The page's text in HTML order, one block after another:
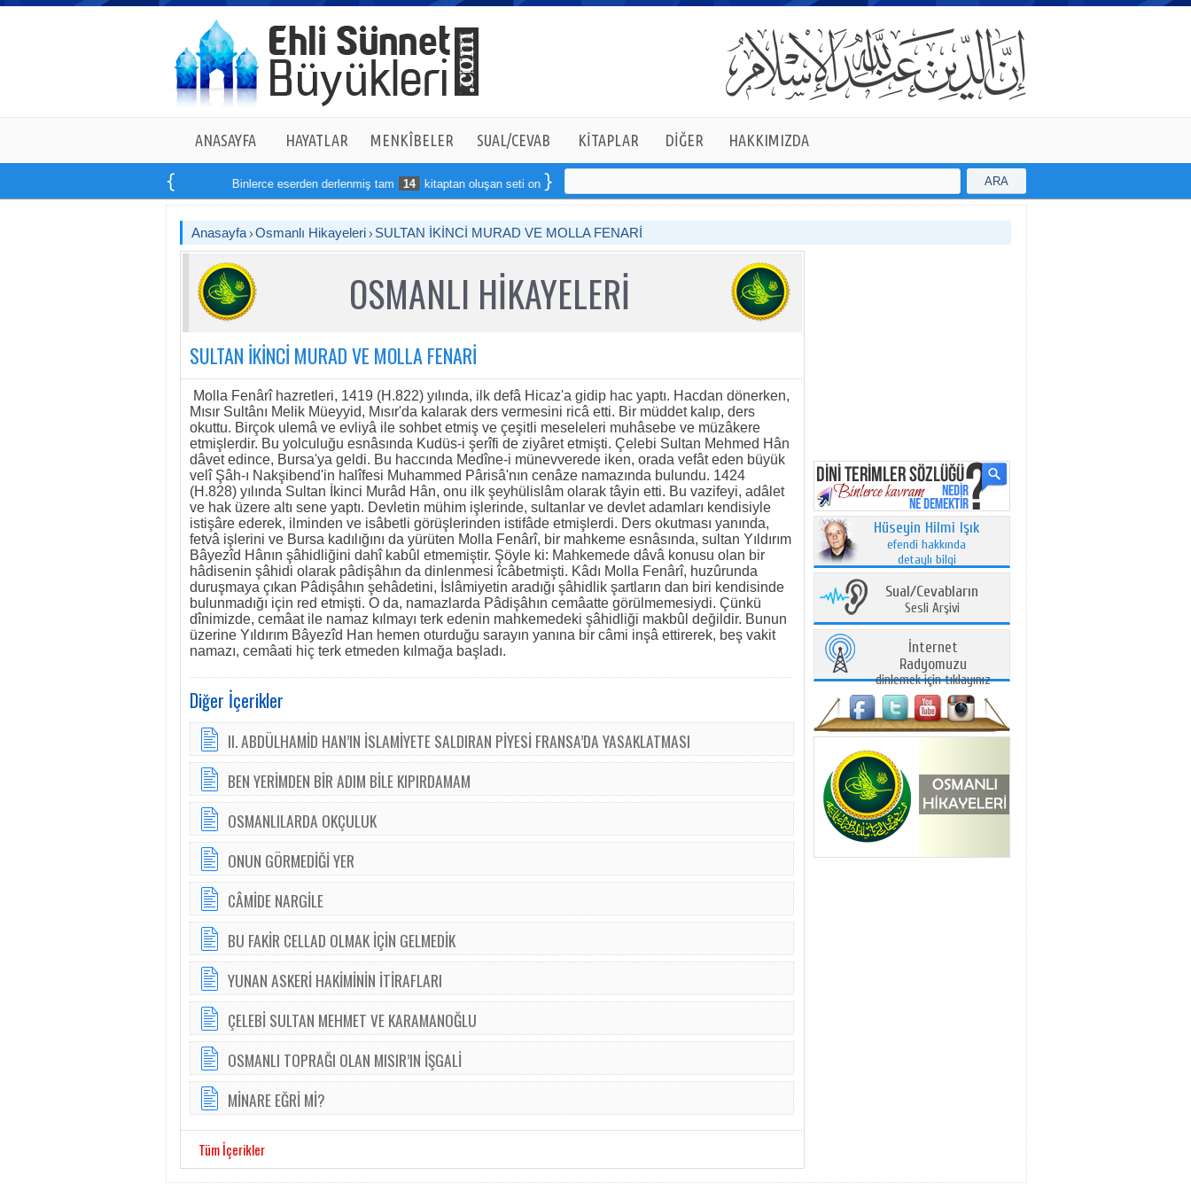
ANASAYFA HAYATLAR MENKÎBELER SUAL/CEVAB KİTAPLAR DİĞER HAKKIMIZDA
Binlerce eserden derlenmiş tam 14 kitaptan oluşan seti online sipariş verebilirsiniz ARA
Anasayfa Osmanlı Hikayeleri SULTAN İKİNCİ MURAD VE MOLLA FENARİ
OSMANLI HİKAYELERİ
SULTAN İKİNCİ MURAD VE MOLLA FENARİ
Molla Fenârî hazretleri, 1419 (H.822) yılında, ilk defâ Hicaz'a gidip hac yaptı. Hacdan dönerken,
Mısır Sultânı Melik Müeyyid, Mısır'da kalarak ders vermesini ricâ etti. Bir müddet kalıp, ders
okuttu. Birçok ulemâ ve evliyâ ile sohbet etmiş ve çeşitli meseleleri muhâsebe ve müzâkere
etmişlerdir. Bu yolculuğu esnâsında Kudüs-i şerîfi de ziyâret etmişti. Çelebi Sultan Mehmed Hân
dâvet edince, Bursa'ya geldi. Bu haccında Medîne-i münevverede iken, orada vefât eden büyük
velî Şâh-ı Nakşibend'in halîfesi Muhammed Pârisâ'nın cenâze namazında bulundu. 1424
(H.828) yılında Sultan İkinci Murâd Hân, onu ilk şeyhülislâm olarak tâyin etti. Bu vazifeyi, adâlet
ve hak üzere altı sene yaptı. Devletin mühim işlerinde, sultanlar ve devlet adamları kendisiyle
istişâre ederek, ilminden ve isâbetli görüşlerinden istifâde etmişlerdi. Ders okutması yanında,
fetvâ işlerini ve Bursa kadılığını da yürüten Molla Fenârî, bir mahkeme esnâsında, sultan Yıldırım
Bâyezîd Hânın şâhidliğini dahî kabûl etmemiştir. Şöyle ki: Mahkemede dâvâ konusu olan bir
hâdisenin şâhidi olarak pâdişâhın da dinlenmesi îcâbetmişti. Kâdı Molla Fenârî, huzûrunda
duruşmaya çıkan Pâdişâhın şehâdetini, İslâmiyetin aradığı şâhidlik şartların dan biri kendisinde
bulunmadığı için red etmişti. O da, namazlarda Pâdişâhın cemâatte görülmemesiydi. Çünkü
dînimizde, cemâat ile namaz kılmayı terk edenin mahkemedeki şâhidliği makbûl değildir. Bunun
üzerine Yıldırım Bâyezîd Han hemen oturduğu sarayın yanına bir câmi inşâ ettirerek, beş vakit
namazı, cemâati hiç terk etmeden kılmağa başladı.
Diğer İçerikler
II. ABDÜLHAMİD HAN’IN İSLAMİYETE SALDIRAN PİYESİ FRANSA’DA YASAKLATMASI
BEN YERİMDEN BİR ADIM BİLE KIPIRDAMAM
OSMANLILARDA OKÇULUK
ONUN GÖRMEDİĞİ YER
CÂMİDE NARGİLE
BU FAKİR CELLAD OLMAK İÇİN GELMEDİK
YUNAN ASKERİ HAKİMİNİN İTİRAFLARI
ÇELEBİ SULTAN MEHMET VE KARAMANOĞLU
OSMANLI TOPRAĞI OLAN MISIR’IN İŞGALİ
MİNARE EĞRİ Mİ?
Tüm İçerikler
Hüseyin Hilmi Işık
efendi hakkında
detaylı bilgi
Sual/Cevabların
Sesli Arşivi
İnternet
Radyomuzu
dinlemek için tıklayınız